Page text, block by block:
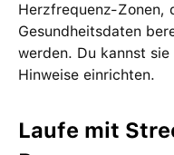
Herzfrequenz-Zonen,
Gesundheitsdaten
werden. Du kannst
Hinweise einrichten.
Laufe mit